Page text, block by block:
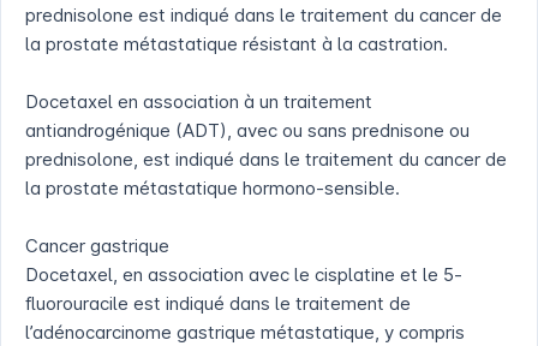
prednisolone est indiqué dans le traitement du cancer de
la prostate métastatique résistant à la castration.
Docetaxel en association à un traitement
antiandrogénique (ADT), avec ou sans prednisone ou
prednisolone, est indiqué dans le traitement du cancer de
la prostate métastatique hormono-sensible.
Cancer gastrique
Docetaxel, en association avec le cisplatine et le 5-
fluorouracile est indiqué dans le traitement de
l’adénocarcinome gastrique métastatique, y compris